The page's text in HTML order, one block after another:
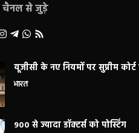
चैनल से जुड़े
यूजीसी के नए नियमों पर सुप्रीम
भारत
900 से ज्यादा डॉक्टर्स को पोस्टिंग